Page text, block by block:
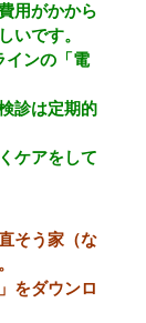
用がかから
いです。
インの「電
診は定期的
ケアをして
そう家（な
をダウンロ